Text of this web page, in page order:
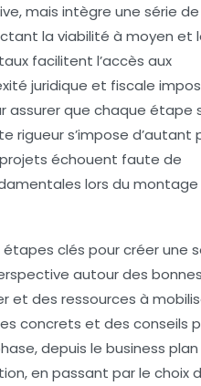
mais intègre une série de
la viabilité à moyen et
facilitent l’accès aux
juridique et fiscale
assurer que chaque étape
rigueur s’impose d’autant
échouent faute de
lors du
étapes clés pour créer une
autour des
et des ressources à
concrets et des conseils
depuis le business
en passant par le choix